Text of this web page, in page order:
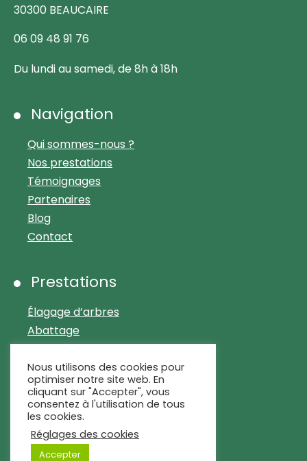
30300 BEAUCAIRE
06 09 48 91 76
Du lundi au samedi, de 8h à 18h
Navigation
Qui sommes-nous ?
Nos prestations
Témoignages
Partenaires
Blog
Contact
Prestations
Élagage d’arbres
Abattage
Arrachage et dessouchage
Débroussaillage
Entretien de parcs et jardins
Matériel et sécurité
Nous utilisons des cookies pour
optimiser notre site web. En
cliquant sur "Accepter", vous
consentez à l'utilisation de tous
les cookies.
Réglages des cookies
Accepter